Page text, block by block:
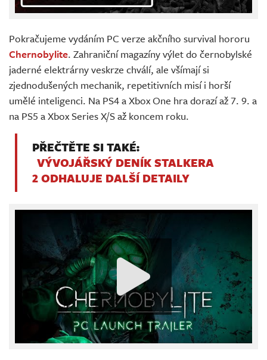
Pokračujeme vydáním PC verze akčního survival hororu
Chernobylite. Zahraniční magazíny výlet do černobylské
jaderné elektrárny veskrze chválí, ale všímají si
zjednodušených mechanik, repetitivních misí i horší
umělé inteligenci. Na PS4 a Xbox One hra dorazí až 7. 9. a
na PS5 a Xbox Series X/S až koncem roku.
PŘEČTĚTE SI TAKÉ:
VÝVOJÁŘSKÝ DENÍK STALKERA
2 ODHALUJE DALŠÍ DETAILY